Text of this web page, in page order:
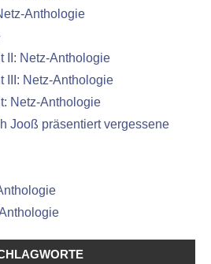
Anthologie
II: Netz-Anthologie
III: Netz-Anthologie
Netz-Anthologie
Jooß präsentiert vergessene